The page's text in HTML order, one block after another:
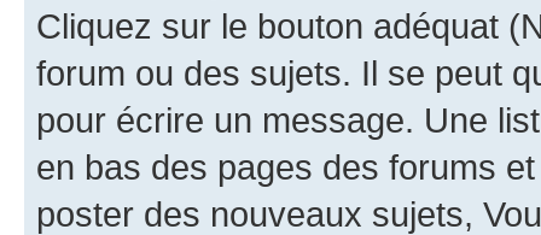
Cliquez sur le bouton adéquat
forum ou des sujets. Il se peut
pour écrire un message. Une
en bas des pages des forums
poster des nouveaux sujets,